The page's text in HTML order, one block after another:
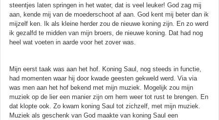
steentjes laten springen in het water, dat is veel leuker! God zag mij
aan, kende mij van de moederschoot af aan. God kent mij beter dan ik
mijzelf ken. Ik als kleine herder zou de nieuwe koning zijn. En zo werd
ik gezalfd te midden van mijn broers, de nieuwe koning. Dat had nog
heel wat voeten in aarde voor het zover was.
Mijn eerst taak was aan het hof. Koning Saul, nog steeds in functie,
had momenten waar hij door kwade geesten gekweld werd. Via via
was men aan het hof bekend met mijn muziek. Mogelijk zou mijn
muziek op de lier een manier zijn om hem weer tot rust te brengen. En
dat klopte ook. Zo kwam koning Saul tot zichzelf, met mijn muziek.
Muziek als geschenk van God maakte van koning Saul een